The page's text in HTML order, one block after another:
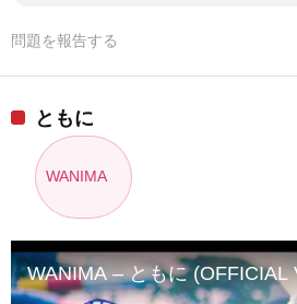
問題を報告する
ともに
WANIMA
WANIMA – ともに (OFFICIAL